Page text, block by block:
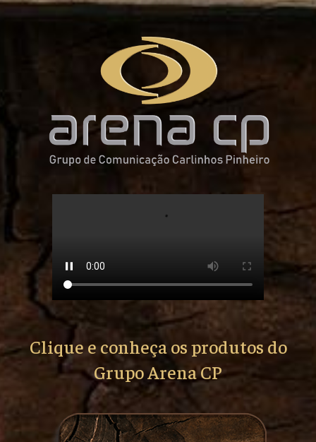
Clique e conheça os produtos do
Grupo Arena CP